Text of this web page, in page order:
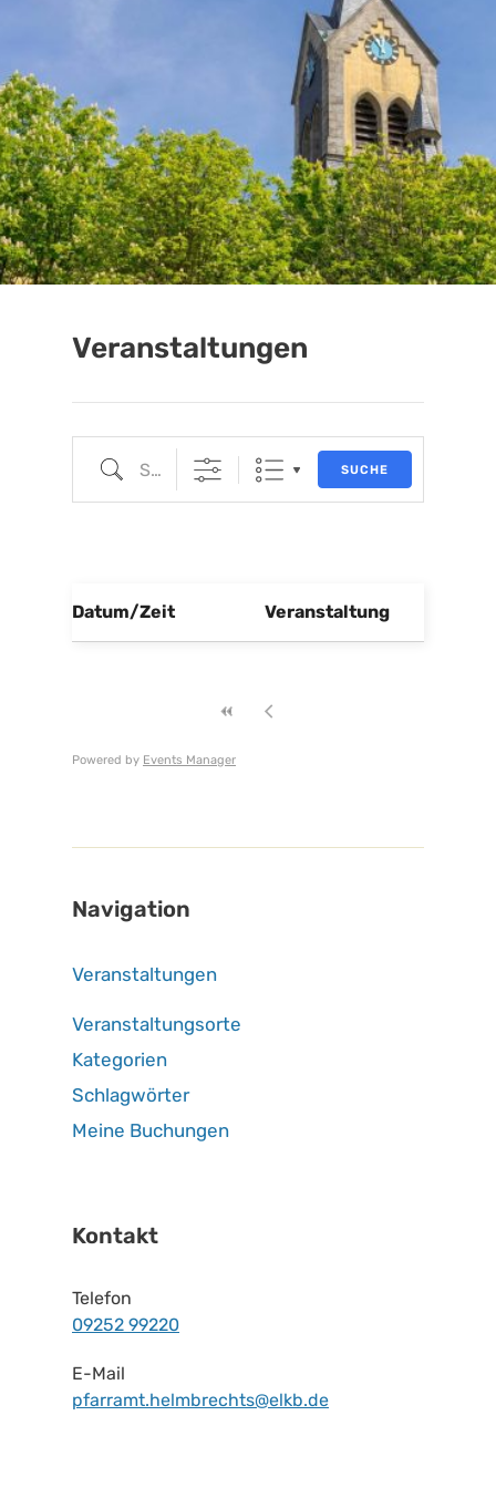
Veranstaltungen
SUCHE
Datum/Zeit Veranstaltung
Powered by Events Manager
Navigation
Veranstaltungen
Veranstaltungsorte
Kategorien
Schlagwörter
Meine Buchungen
Kontakt
Telefon
09252 99220
E-Mail
pfarramt.helmbrechts@elkb.de